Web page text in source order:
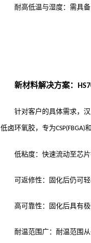
耐高低温与湿度：需具
新材料解决方案：
针对客户的具体需求，
低卤环氧胶，专为CSP(FBGA)和
低粘度：快速流动至芯
可返修性：固化后仍可轻
高可靠性：固化后具有
耐温范围广：耐温范围从